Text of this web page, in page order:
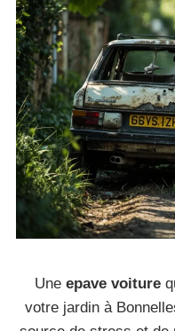
Une epave voiture
votre jardin à